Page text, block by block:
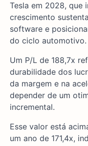
Tesla em 2028, que
crescimento
software e
do ciclo automotivo.
Um P/L de 188,7x
durabilidade dos
da margem e na
depender de um
incremental.
Esse valor está
um ano de 171,4x,